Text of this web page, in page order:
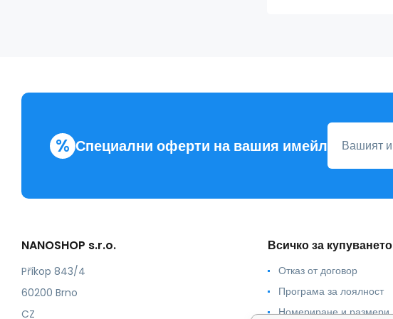
% Специални оферти на вашия имейл
NANOSHOP s.r.o.
Příkop 843/4
60200 Brno
CZ
Всичко за купуването
Отказ от договор
Програма за лоялност
Номериране и размери